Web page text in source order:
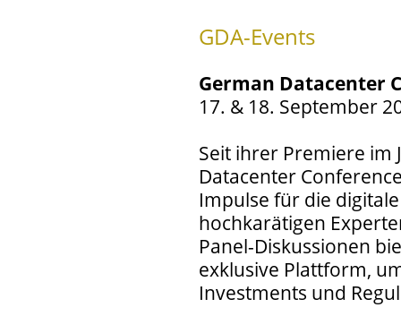
GDA-Events
German Datacenter
17. & 18. September
Seit ihrer Premiere im
Datacenter
Impulse für die
hochkarätigen
Panel-Diskussionen
exklusive Plattform,
Investments und